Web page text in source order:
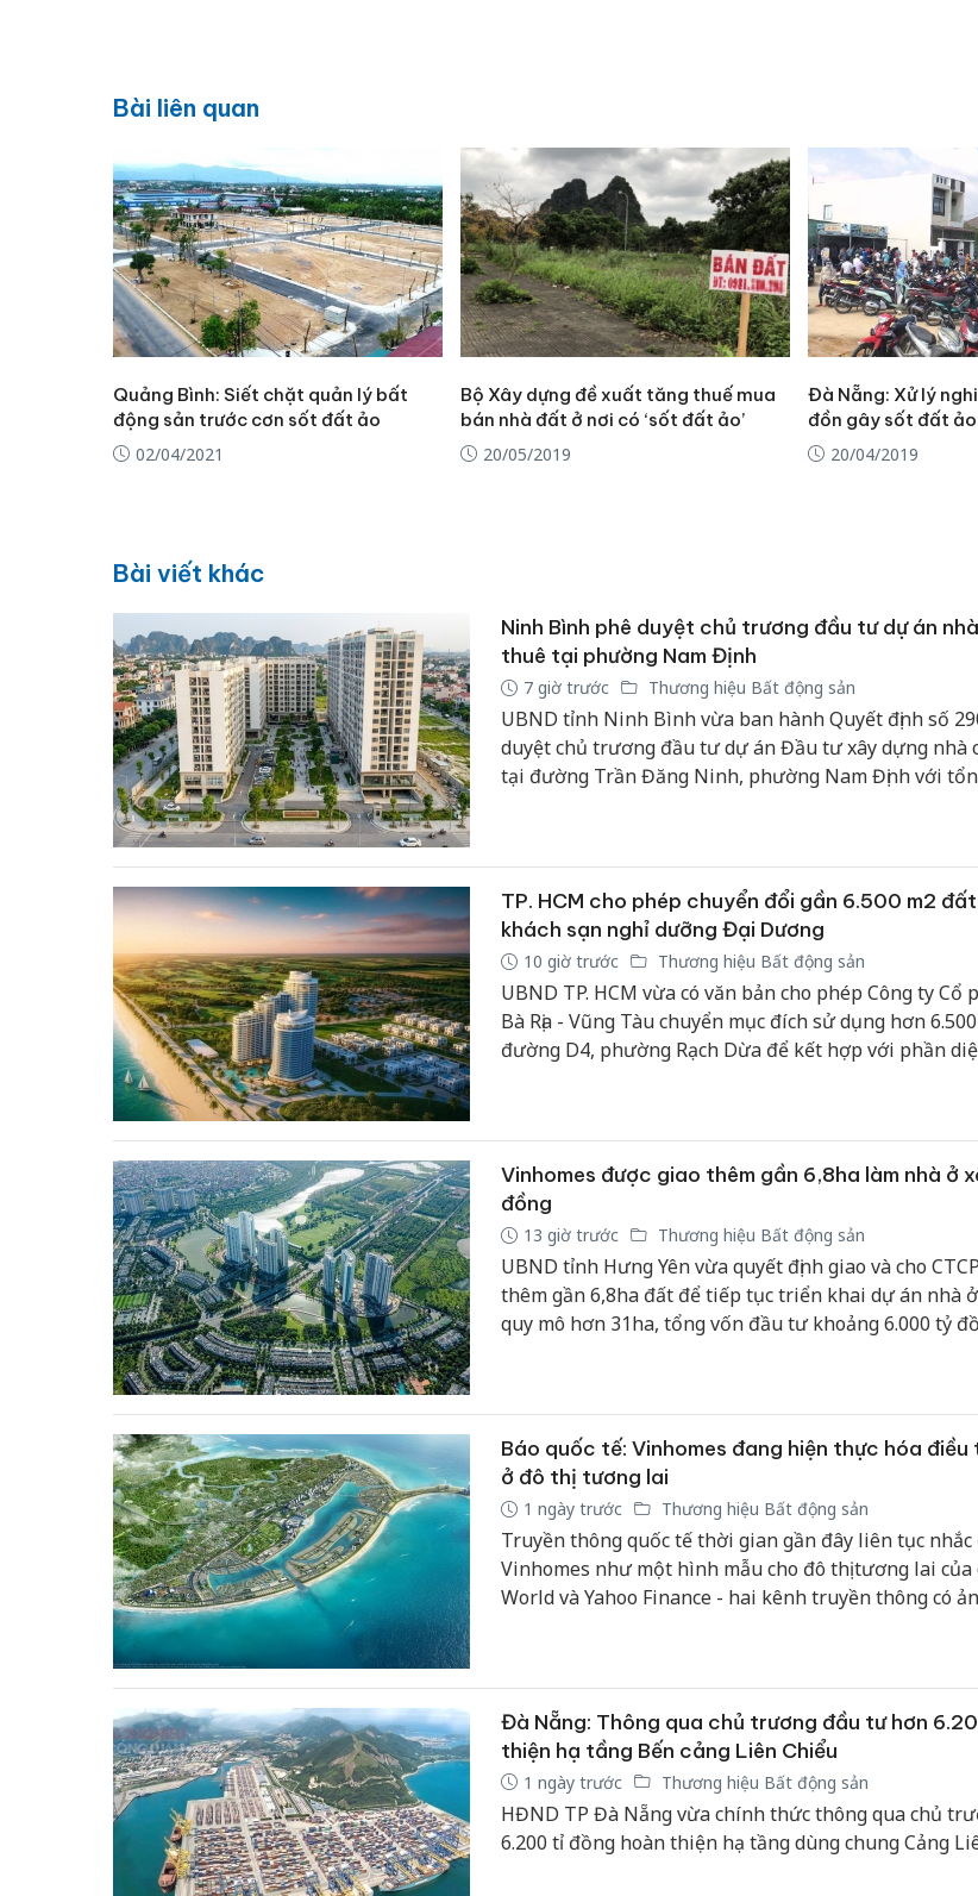
Bài liên quan
Quảng Bình: Siết chặt quản lý bất
động sản trước cơn sốt đất ảo
02/04/2021
Bộ Xây dựng đề xuất tăng thuế mua
bán nhà đất ở nơi có ‘sốt đất ảo’
20/05/2019
Đà Nẵng: Xử lý
đồn gây sốt đất ảo
20/04/2019
Bài viết khác
Ninh Bình phê duyệt chủ trương đầu tư dự án
thuê tại phường Nam Định
7 giờ trước Thương hiệu Bất động sản
UBND tỉnh Ninh Bình vừa ban hành Quyết định số
duyệt chủ trương đầu tư dự án Đầu tư xây dựng nhà
tại đường Trần Đăng Ninh, phường Nam Định với
chất lượng hạ tầng trên địa bàn.
TP. HCM cho phép chuyển đổi gần 6.500 m2
khách sạn nghỉ dưỡng Đại Dương
10 giờ trước Thương hiệu Bất động sản
UBND TP. HCM vừa có văn bản cho phép Công ty Cổ
Bà Rịa - Vũng Tàu chuyển mục đích sử dụng hơn
đường D4, phường Rạch Dừa để kết hợp với phần
Vinhomes được giao thêm gần 6,8ha làm nhà ở
đồng
13 giờ trước Thương hiệu Bất động sản
UBND tỉnh Hưng Yên vừa quyết định giao và cho
thêm gần 6,8ha đất để tiếp tục triển khai dự án nhà
quy mô hơn 31ha, tổng vốn đầu tư khoảng 6.000 tỷ
chục nghìn lao động.
Báo quốc tế: Vinhomes đang hiện thực hóa điều
ở đô thị tương lai
1 ngày trước Thương hiệu Bất động sản
Truyền thông quốc tế thời gian gần đây liên tục nhắc
Vinhomes như một hình mẫu cho đô thị tương lai của
World và Yahoo Finance - hai kênh truyền thông có
Làm sao để phát triển nhanh mà vẫn giữ được bản
Đà Nẵng: Thông qua chủ trương đầu tư hơn
thiện hạ tầng Bến cảng Liên Chiểu
1 ngày trước Thương hiệu Bất động sản
HĐND TP Đà Nẵng vừa chính thức thông qua chủ
6.200 tỉ đồng hoàn thiện hạ tầng dùng chung Cảng